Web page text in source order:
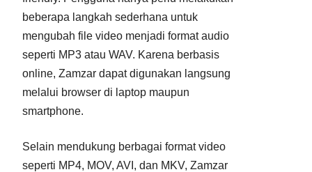
beberapa langkah sederhana untuk
mengubah file video menjadi format audio
seperti MP3 atau WAV. Karena berbasis
online, Zamzar dapat digunakan langsung
melalui browser di laptop maupun
smartphone.
Selain mendukung berbagai format video
seperti MP4, MOV, AVI, dan MKV, Zamzar